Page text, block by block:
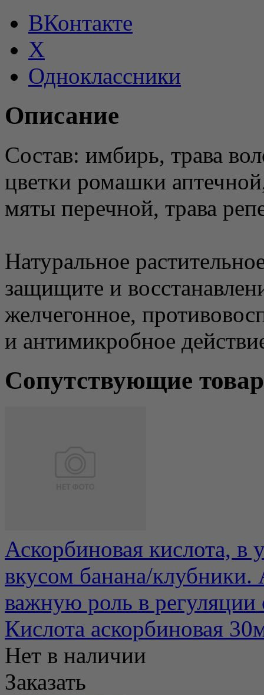
ВКонтакте
X
Одноклассники
Описание
Состав: имбирь, трава
цветки ромашки
мяты перечной, трава
Натуральное
защищите и
желчегонное,
и антимикробное
Сопутствующие
Аскорбиновая кислота, в
вкусом банана/клубники.
важную роль в регуляции
Кислота аскорбиновая
Нет в наличии
Заказать